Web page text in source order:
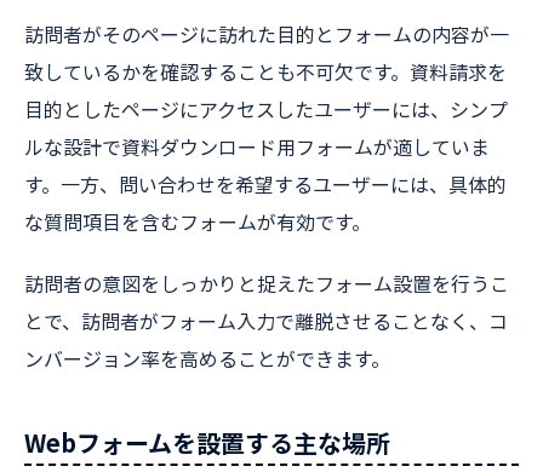
訪問者がそのページに訪れた目的とフォームの内容が一
致しているかを確認することも不可欠です。資料請求を
目的としたページにアクセスしたユーザーには、シンプ
ルな設計で資料ダウンロード用フォームが適していま
す。一方、問い合わせを希望するユーザーには、具体的
な質問項目を含むフォームが有効です。
訪問者の意図をしっかりと捉えたフォーム設置を行うこ
とで、訪問者がフォーム入力で離脱させることなく、コ
ンバージョン率を高めることができます。
Webフォームを設置する主な場所